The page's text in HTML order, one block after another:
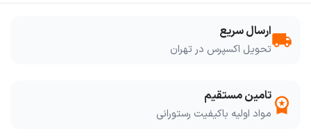
local_shippingارسال سریع
تحویل اکسپرس در تهران
workspace_premium تامین مستقیم
مواد اولیه باکیفیت رستورانی